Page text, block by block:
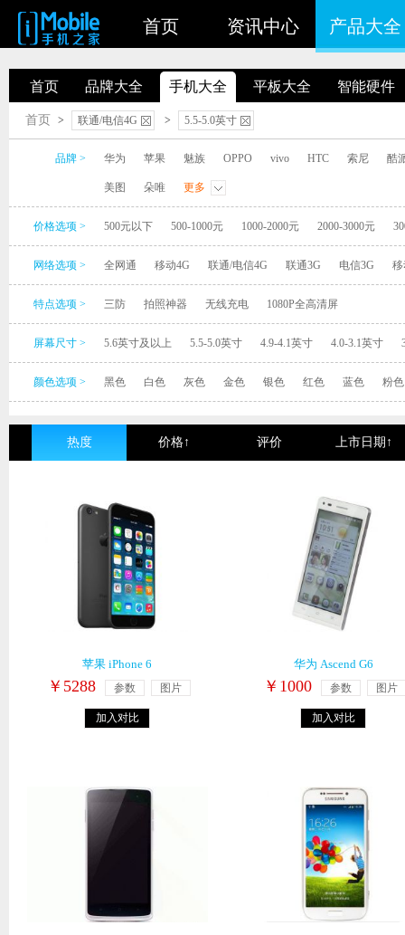
首页 资讯中心 产品大全
首页 品牌大全 手机大全 平板大全 智能硬件
首页 > 联通/电信4G > 5.5-5.0英寸
品牌 > 华为 苹果 魅族 OPPO vivo HTC 索尼 酷
美图 朵唯 更多
价格选项 > 500元以下 500-1000元 1000-2000元 2000-3000元
网络选项 > 全网通 移动4G 联通/电信4G 联通3G 电信3G 移
特点选项 > 三防 拍照神器 无线充电 1080P全高清屏
屏幕尺寸 > 5.6英寸及以上 5.5-5.0英寸 4.9-4.1英寸 4.0-3.1英寸
颜色选项 > 黑色 白色 灰色 金色 银色 红色 蓝色 粉色
热度 价格↑ 评价 上市日期↑
苹果 iPhone 6
￥5288 参数 图片
加入对比
华为 Ascend G6
￥1000 参数 图片
加入对比